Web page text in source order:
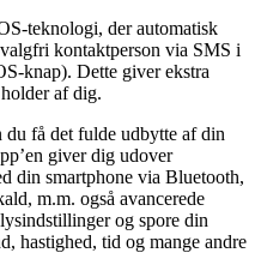
teknologi, der automatisk
kontaktperson via SMS i
knap). Dette giver ekstra
af dig.
få det fulde udbytte af din
giver dig udover
din smartphone via Bluetooth,
m.m. også avancerede
og spore din
hastighed, tid og mange andre